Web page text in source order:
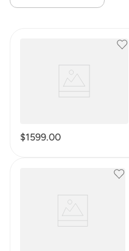
$1599.00